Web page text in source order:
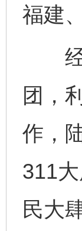
福建
经
团，
作，
311
民大